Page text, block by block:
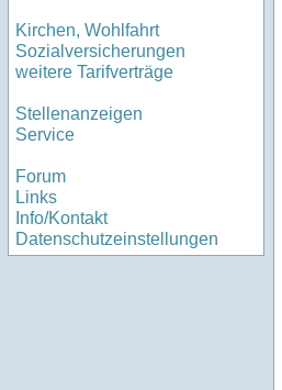
Kirchen, Wohlfahrt
Sozialversicherungen
weitere Tarifverträge
Stellenanzeigen
Service
Forum
Links
Info/Kontakt
Datenschutzeinstellungen